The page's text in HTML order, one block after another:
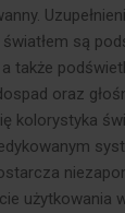
są
także
oraz
kolorystyka
użytkowania